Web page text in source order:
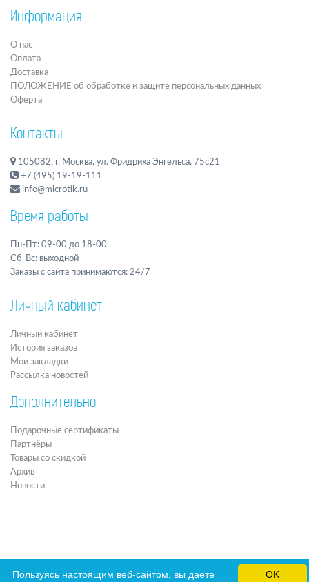
Информация
О нас
Оплата
Доставка
ПОЛОЖЕНИЕ об обработке и защите персональных данных
Оферта
Контакты
105082, г. Москва, ул. Фридриха Энгельса, 75с21
+7 (495) 19-19-111
info@microtik.ru
Время работы
Пн-Пт: 09-00 до 18-00
Сб-Вс: выходной
Заказы с сайта принимаются: 24/7
Личный кабинет
Личный кабинет
История заказов
Мои закладки
Рассылка новостей
Дополнительно
Подарочные сертификаты
Партнёры
Товары со скидкой
Архив
Новости
OK
Пользуясь настоящим веб-сайтом, вы даете